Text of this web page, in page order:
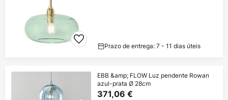
Prazo de entrega: 7 - 11 dias úteis
EBB &amp; FLOW Luz pendente Rowan
azul-prata Ø 28cm
371,06 €